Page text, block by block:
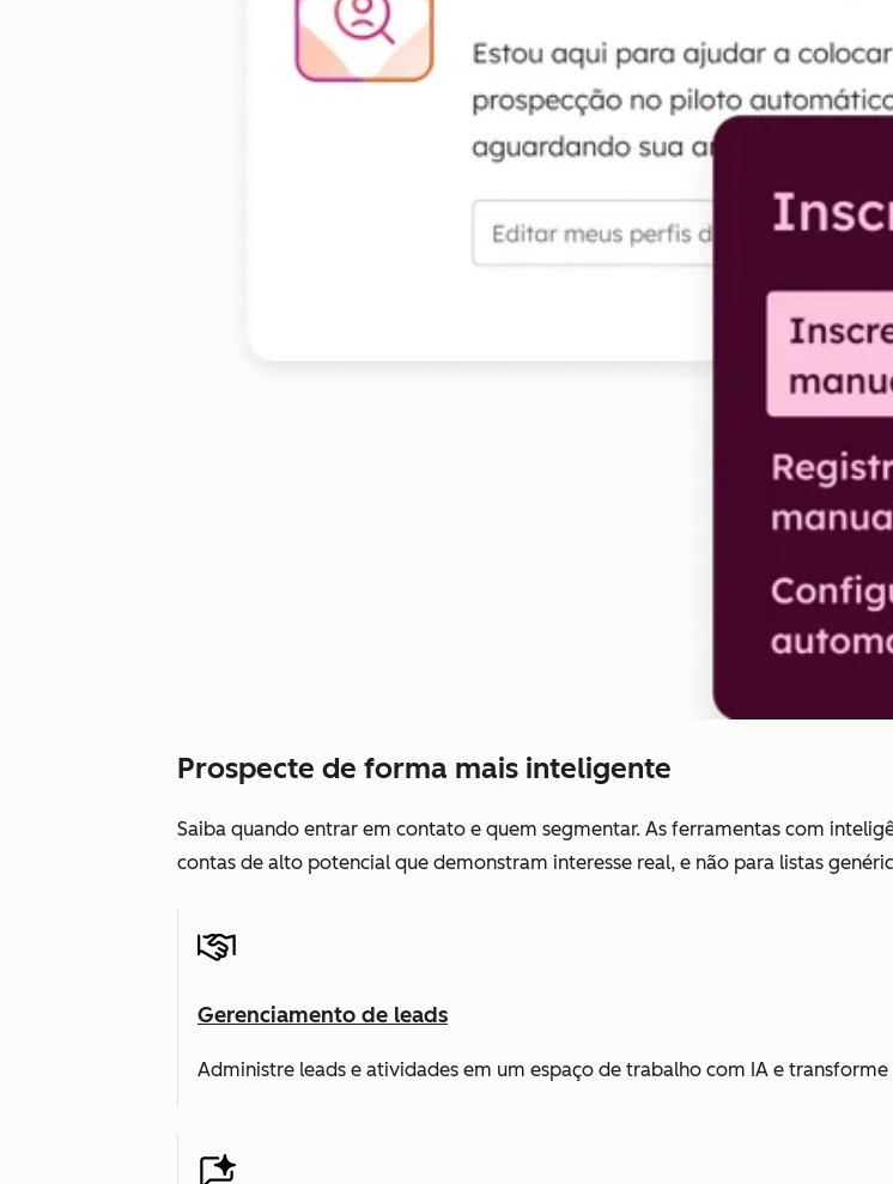
Prospecte de forma mais inteligente
Saiba quando entrar em contato e quem segmentar. As ferramentas com
contas de alto potencial que demonstram interesse real, e não para listas
Gerenciamento de leads
Administre leads e atividades em um espaço de trabalho com IA e